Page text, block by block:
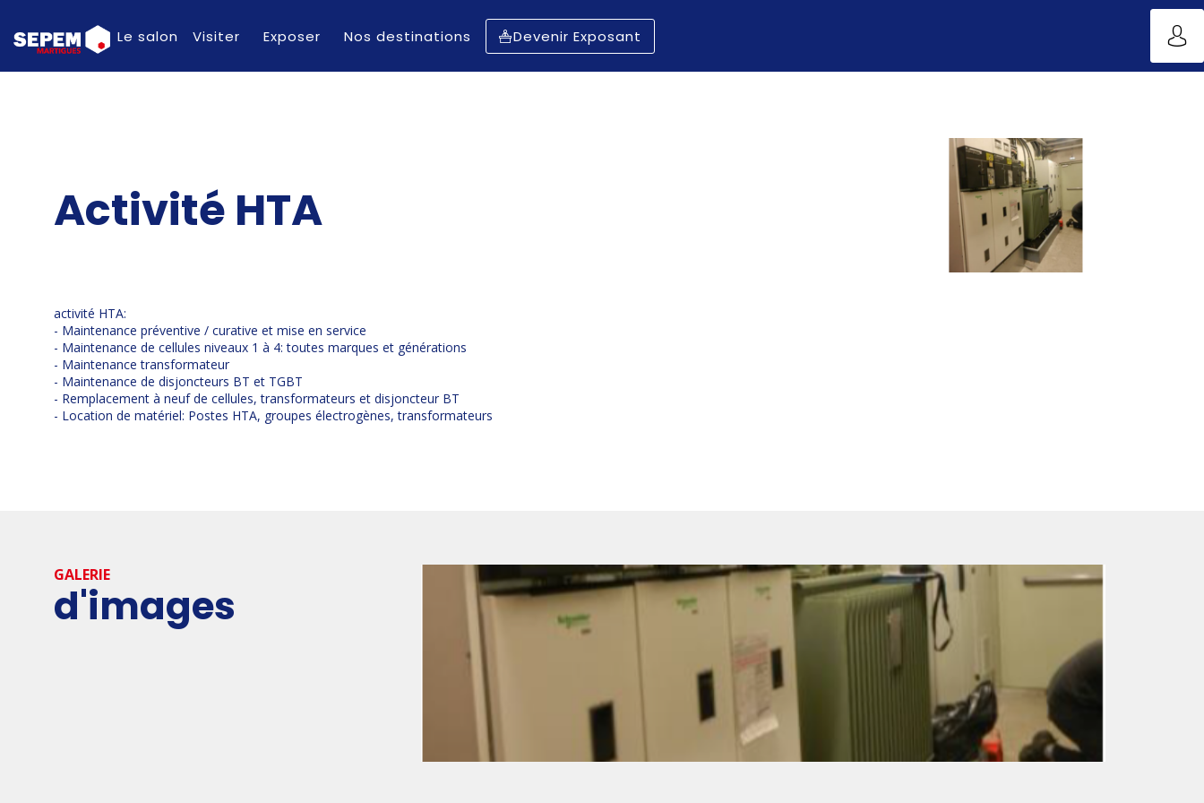
Le salon Visiter Exposer Nos destinations Devenir Exposant
Activité HTA
activité HTA:
- Maintenance préventive / curative et mise en service
- Maintenance de cellules niveaux 1 à 4: toutes marques et générations
- Maintenance transformateur
- Maintenance de disjoncteurs BT et TGBT
- Remplacement à neuf de cellules, transformateurs et disjoncteur BT
- Location de matériel: Postes HTA, groupes électrogènes, transformateurs
GALERIE
d'images